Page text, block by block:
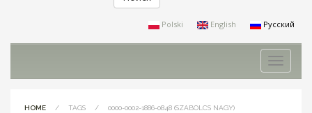
Polski English Русский
Toggle
HOME / TAGS / 0000-0002-1886-0848 (SZABOLCS NAGY)